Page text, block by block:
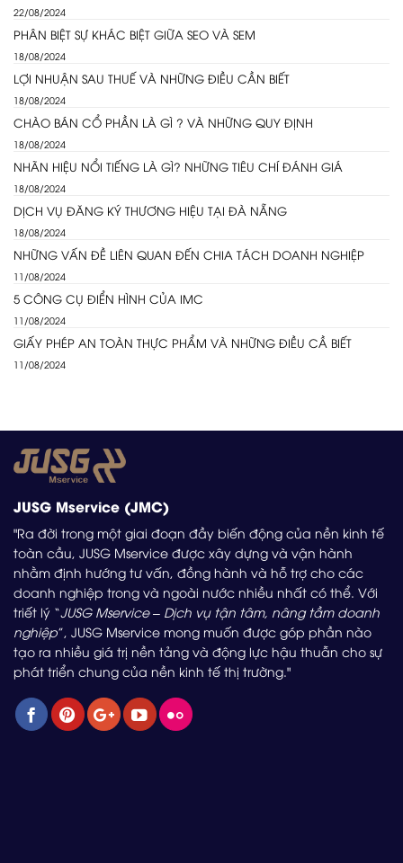
22/08/2024
PHÂN BIỆT SỰ KHÁC BIỆT GIỮA SEO VÀ SEM
18/08/2024
LỢI NHUẬN SAU THUẾ VÀ NHỮNG ĐIỀU CẦN BIẾT
18/08/2024
CHÀO BÁN CỔ PHẦN LÀ GÌ ? VÀ NHỮNG QUY ĐỊNH
18/08/2024
NHÃN HIỆU NỔI TIẾNG LÀ GÌ? NHỮNG TIÊU CHÍ ĐÁNH GIÁ
18/08/2024
DỊCH VỤ ĐĂNG KÝ THƯƠNG HIỆU TẠI ĐÀ NẴNG
18/08/2024
NHỮNG VẤN ĐỀ LIÊN QUAN ĐẾN CHIA TÁCH DOANH NGHIỆP
11/08/2024
5 CÔNG CỤ ĐIỂN HÌNH CỦA IMC
11/08/2024
GIẤY PHÉP AN TOÀN THỰC PHẨM VÀ NHỮNG ĐIỀU CẦ BIẾT
11/08/2024
JUSG Mservice (JMC)
"Ra đời trong một giai đoạn đầy biến động của nền kinh tế
toàn cầu, JUSG Mservice được xây dựng và vận hành
nhằm định hướng tư vấn, đồng hành và hỗ trợ cho các
doanh nghiệp trong và ngoài nước nhiều nhất có thể. Với
triết lý “JUSG Mservice – Dịch vụ tận tâm, nâng tầm doanh
nghiệp”, JUSG Mservice mong muốn được góp phần nào
tạo ra nhiều giá trị nền tảng và động lực hậu thuẫn cho sự
phát triển chung của nền kinh tế thị trường."